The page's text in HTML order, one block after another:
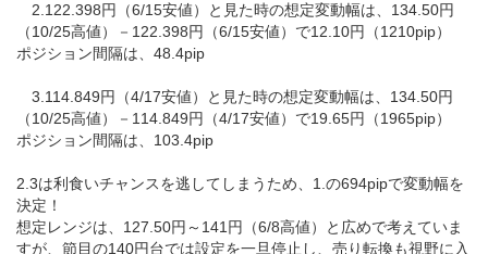
2.122.398円（6/15安値）と見た時の想定変動幅は、134.50円
（10/25高値）－122.398円（6/15安値）で12.10円（1210pip）
ポジション間隔は、48.4pip
3.114.849円（4/17安値）と見た時の想定変動幅は、134.50円
（10/25高値）－114.849円（4/17安値）で19.65円（1965pip）
ポジション間隔は、103.4pip
2.3は利食いチャンスを逃してしまうため、1.の694pipで変動幅を
決定！
想定レンジは、127.50円～141円（6/8高値）と広めで考えていま
すが、節目の140円台では設定を一旦停止し、売り転換も視野に入